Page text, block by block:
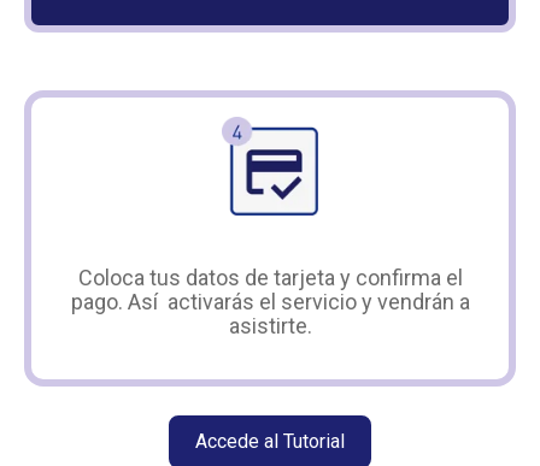
Coloca tus datos de tarjeta y confirma el
pago. Así activarás el servicio y vendrán a
asistirte.
Accede al Tutorial